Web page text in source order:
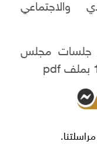
والاجتماعي
جلسات مجلس